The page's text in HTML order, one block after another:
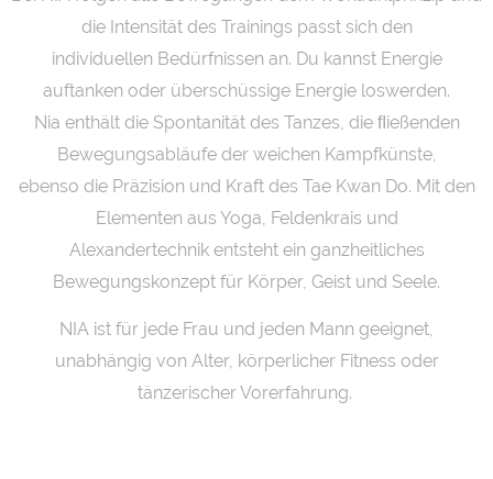
die Intensität des Trainings passt sich den
individuellen Bedürfnissen an. Du kannst Energie
auftanken oder überschüssige Energie loswerden.
Nia enthält die Spontanität des Tanzes, die ﬂießenden
Bewegungsabläufe der weichen Kampfkünste,
ebenso die Präzision und Kraft des Tae Kwan Do. Mit den
Elementen aus Yoga, Feldenkrais und
Alexandertechnik entsteht ein ganzheitliches
Bewegungskonzept für Körper, Geist und Seele.
NIA ist für jede Frau und jeden Mann geeignet,
unabhängig von Alter, körperlicher Fitness oder
tänzerischer Vorerfahrung.